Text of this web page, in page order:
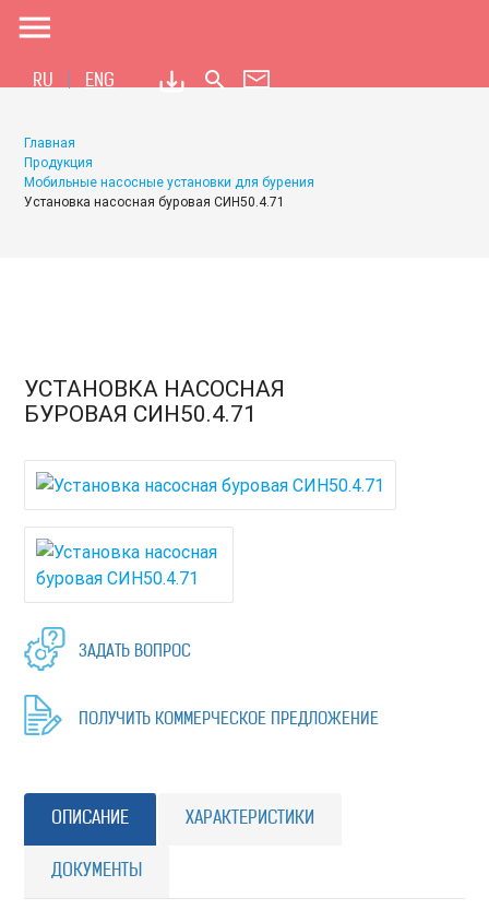
menu
RU ENG search
Главная
Продукция
Мобильные насосные установки для бурения
Установка насосная буровая СИН50.4.71
УСТАНОВКА НАСОСНАЯ
БУРОВАЯ СИН50.4.71
ЗАДАТЬ ВОПРОС
ПОЛУЧИТЬ КОММЕРЧЕСКОЕ ПРЕДЛОЖЕНИЕ
ОПИСАНИЕ ХАРАКТЕРИСТИКИ
ДОКУМЕНТЫ